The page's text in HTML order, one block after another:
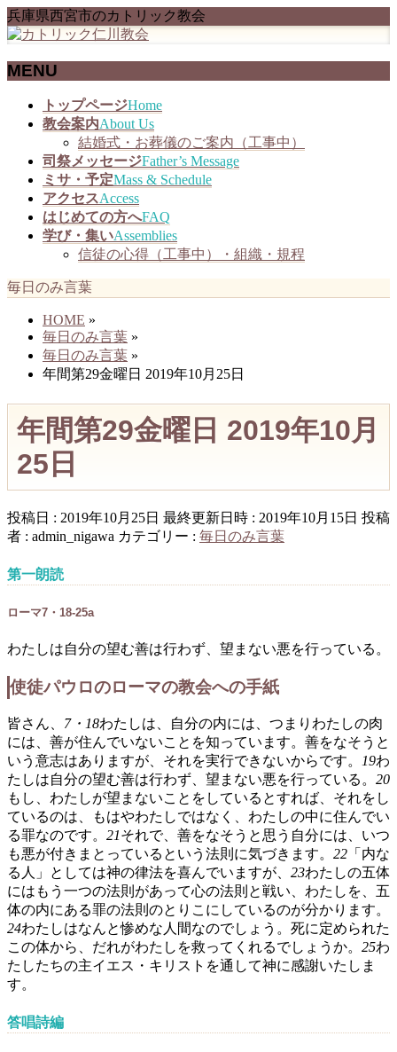
兵庫県西宮市のカトリック教会
MENU
トップページHome
教会案内About Us
結婚式・お葬儀のご案内（工事中）
司祭メッセージFather’s Message
ミサ・予定Mass & Schedule
アクセスAccess
はじめての方へFAQ
学び・集いAssemblies
信徒の心得（工事中）・組織・規程
毎日のみ言葉
HOME »
毎日のみ言葉 »
毎日のみ言葉 »
年間第29金曜日 2019年10月25日
年間第29金曜日 2019年10月
25日
投稿日 : 2019年10月25日 最終更新日時 : 2019年10月15日 投稿
者 : admin_nigawa カテゴリー : 毎日のみ言葉
第一朗読
ローマ7・18-25a
わたしは自分の望む善は行わず、望まない悪を行っている。
使徒パウロのローマの教会への手紙
皆さん、 7・18わたしは、自分の内には、つまりわたしの肉
には、善が住んでいないことを知っています。善をなそうと
いう意志はありますが、それを実行できないからです。
19わ
たしは自分の望む善は行わず、望まない悪を行っている。 20
もし、わたしが望まないことをしているとすれば、それをし
ているのは、もはやわたしではなく、わたしの中に住んでい
る罪なのです。 21それで、善をなそうと思う自分には、いつ
も悪が付きまとっているという法則に気づきます。 22 「内な
る人」としては神の律法を喜んでいますが、 23わたしの五体
にはもう一つの法則があって心の法則と戦い、わたしを、五
体の内にある罪の法則のとりこにしているのが分かります。
24わたしはなんと惨めな人間なのでしょう。死に定められた
この体から、だれがわたしを救ってくれるでしょうか。 25わ
たしたちの主イエス・キリストを通して神に感謝いたしま
す。
答唱詩編